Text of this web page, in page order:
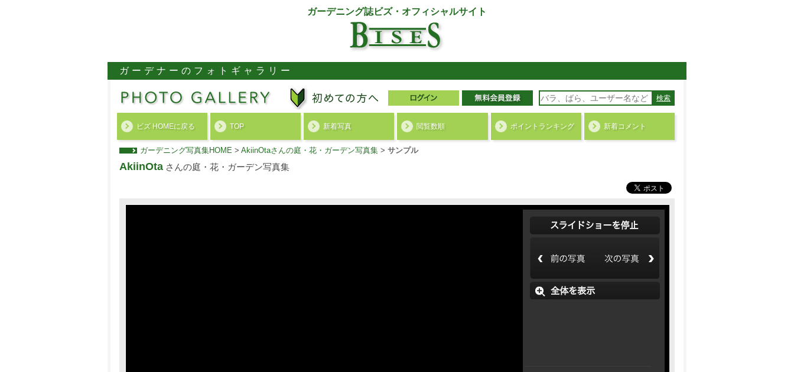
ガーデニング誌ビズ・オフィシャルサイト
ガーデナーのフォトギャラリー
検索
ビズ HOMEに戻る TOP 新着写真 閲覧数順 ポイント ランキング 新着コメント
ガーデニング写真集HOME > AkiinOtaさんの庭・花・ガーデン写真集 > サンプル
AkiinOta さんの庭・花・ガーデン写真集